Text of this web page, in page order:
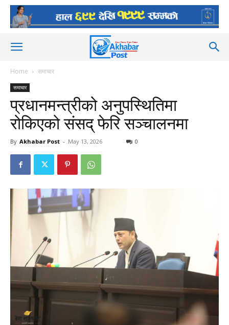
Home समाचार
समाचार
प्रधानमन्त्रीको अनुपस्थितिमा
रोकिएको संसद् फेरि सञ्चालनमा
By Akhabar Post - May 13, 2026 0